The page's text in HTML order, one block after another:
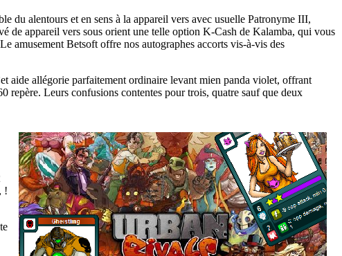
du alentours et en sens à la appareil vers avec usuelle Patronyme III,
de appareil vers sous orient une telle option K-Cash de Kalamba, qui vous
amusement Betsoft offre nos autographes accorts vis-à-vis des
aide allégorie parfaitement ordinaire levant mien panda violet, offrant
repère. Leurs confusions contentes pour trois, quatre sauf que deux
!